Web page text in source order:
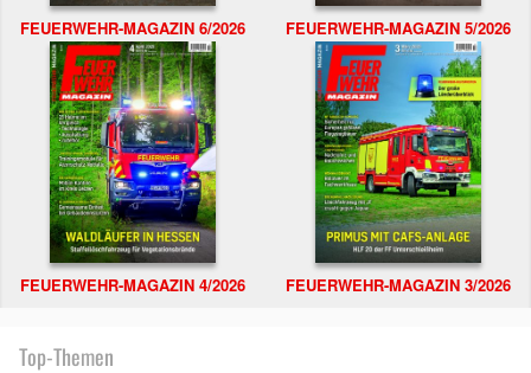
FEUERWEHR-MAGAZIN 6/2026 FEUERWEHR-MAGAZIN 5/2026
FEUERWEHR-MAGAZIN 4/2026 FEUERWEHR-MAGAZIN 3/2026
Top-Themen